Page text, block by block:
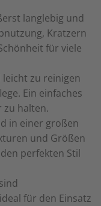
langlebig und
Kratzern
für viele
leicht zu reinigen
Ein einfaches
zu halten.
in einer großen
und Größen
perfekten Stil
für den Einsatz